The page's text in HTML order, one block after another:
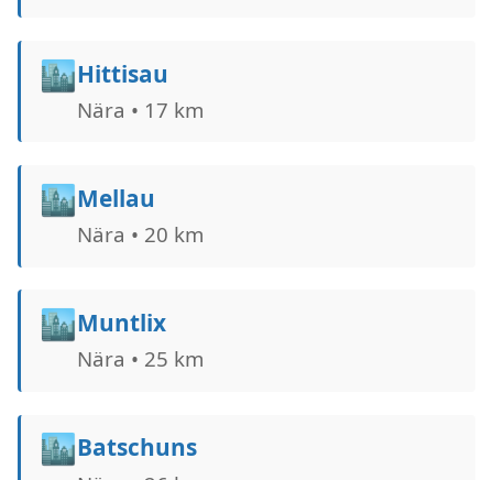
🏙️Hittisau
Nära • 17 km
🏙️Mellau
Nära • 20 km
🏙️Muntlix
Nära • 25 km
🏙️Batschuns